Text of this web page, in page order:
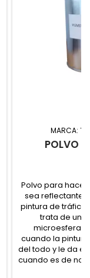
MARCA:
POLVO
Polvo para
sea reflectante
pintura de tráfico
trata de un
microesferas
cuando la
del todo y le da
cuando es de